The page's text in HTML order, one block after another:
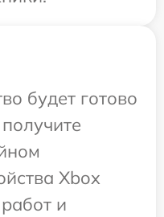
будет готово
Xbox
и